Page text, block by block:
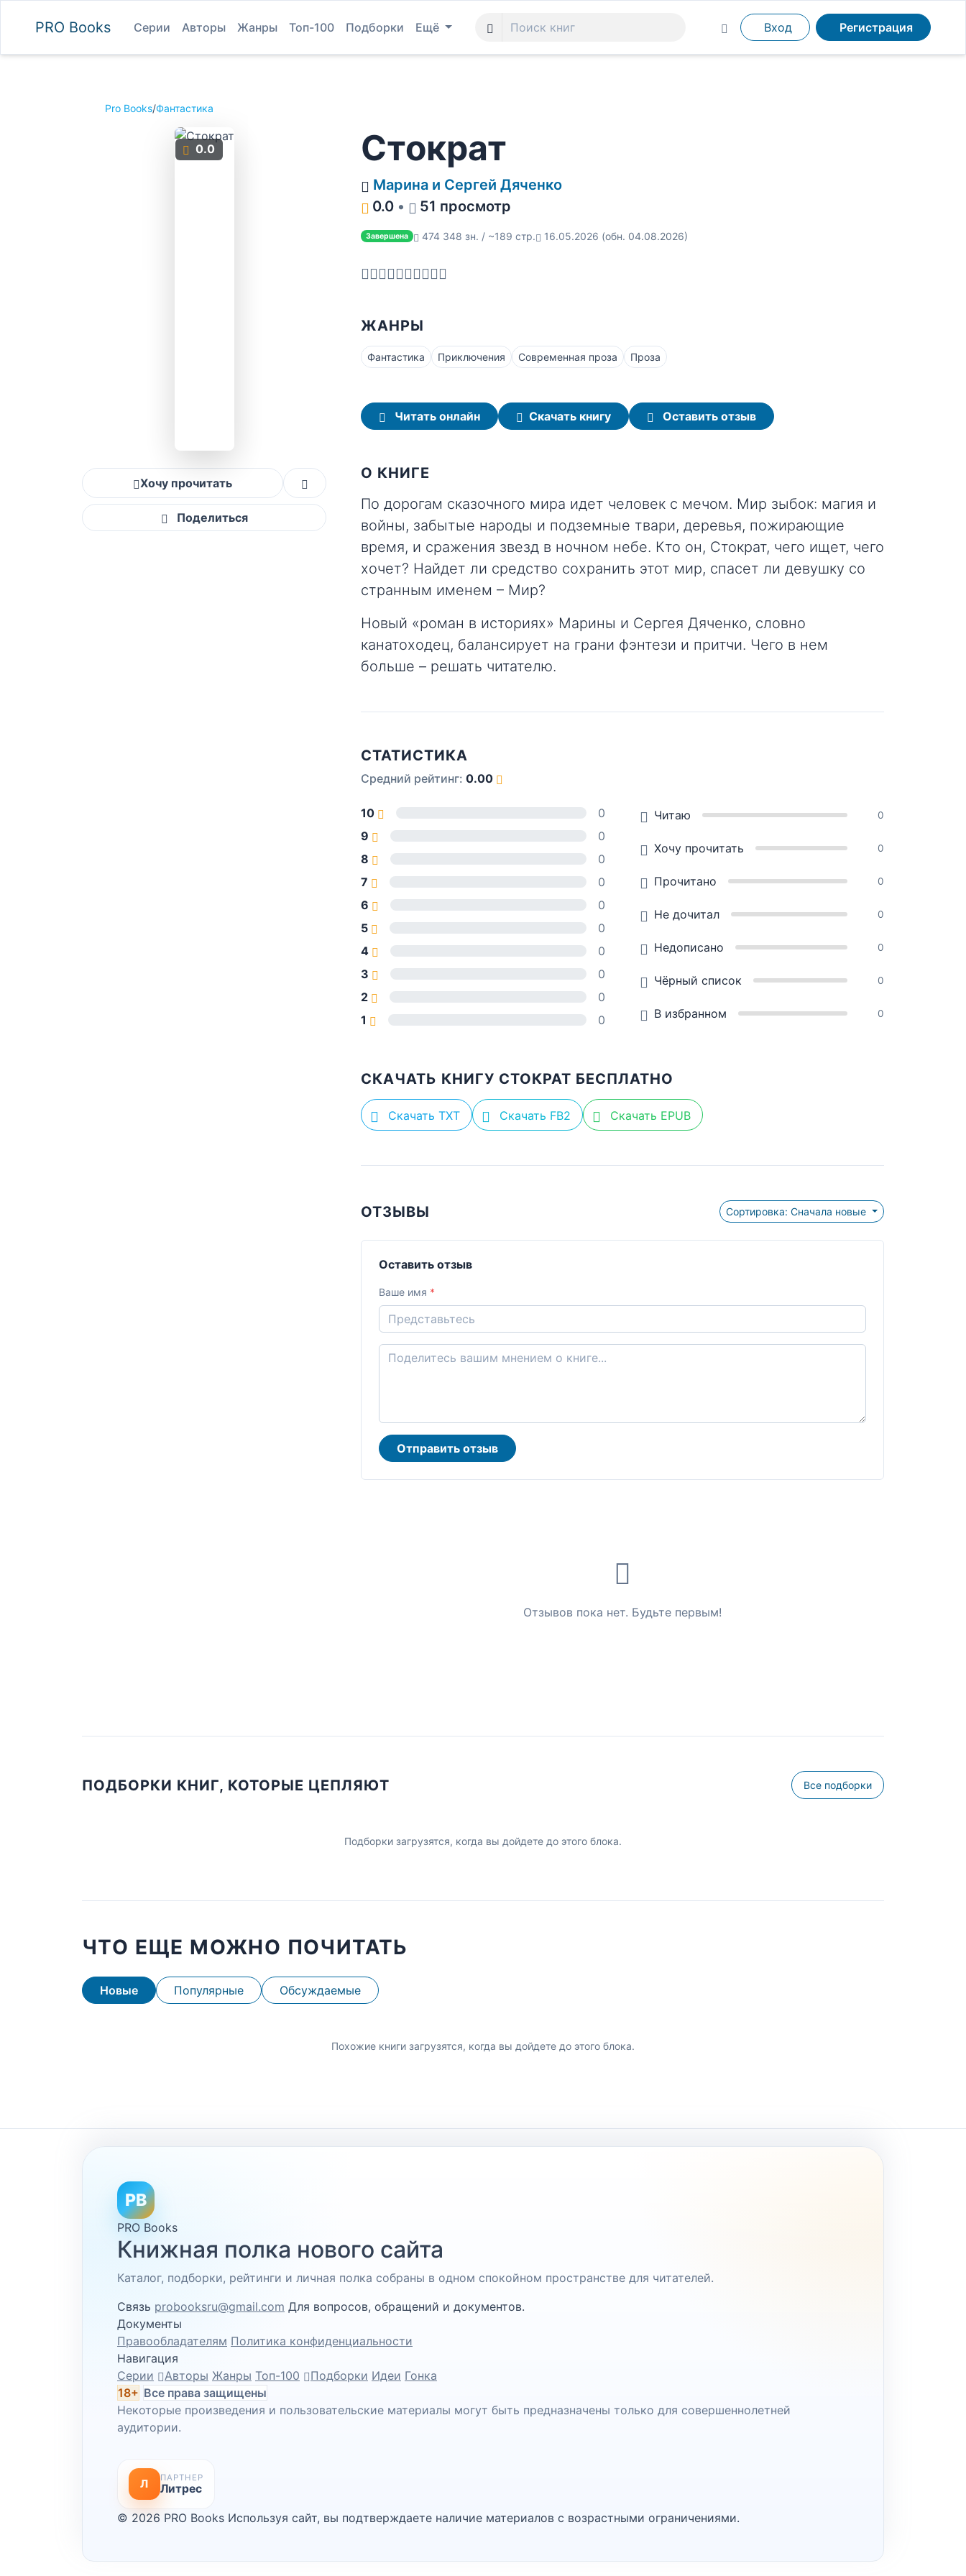
PRO Books Серии Авторы Жанры Топ-100 Подборки Ещё Вход Регистрация
Pro Books/Фантастика
0.0
Хочу прочитать
Поделиться
Стократ
Марина и Сергей Дяченко
0.0 • 51 просмотр
Завершена 474 348 зн. / ~189 стр. 16.05.2026 (обн. 04.08.2026)
ЖАНРЫ
Фантастика Приключения Современная проза Проза
Читать онлайн Скачать книгу Оставить отзыв
О КНИГЕ
По дорогам сказочного мира идет человек с мечом. Мир зыбок: магия и
войны, забытые народы и подземные твари, деревья, пожирающие
время, и сражения звезд в ночном небе. Кто он, Стократ, чего ищет, чего
хочет? Найдет ли средство сохранить этот мир, спасет ли девушку со
странным именем – Мир?
Новый «роман в историях» Марины и Сергея Дяченко, словно
канатоходец, балансирует на грани фэнтези и притчи. Чего в нем
больше – решать читателю.
СТАТИСТИКА
Средний рейтинг: 0.00
10
0
9
0
8
0
7
0
6
0
5
0
4
0
3
0
2
0
1
0
Читаю 0
Хочу прочитать 0
Прочитано 0
Не дочитал 0
Недописано 0
Чёрный список 0
В избранном 0
СКАЧАТЬ КНИГУ СТОКРАТ БЕСПЛАТНО
Скачать TXT Скачать FB2 Скачать EPUB
ОТЗЫВЫ Сортировка: Сначала новые
Оставить отзыв
Ваше имя *
Отправить отзыв
Отзывов пока нет. Будьте первым!
ПОДБОРКИ КНИГ, КОТОРЫЕ ЦЕПЛЯЮТ Все подборки
Подборки загрузятся, когда вы дойдете до этого блока.
ЧТО ЕЩЕ МОЖНО ПОЧИТАТЬ
Новые Популярные Обсуждаемые
Похожие книги загрузятся, когда вы дойдете до этого блока.
PB
PRO Books
Книжная полка нового сайта
Каталог, подборки, рейтинги и личная полка собраны в одном спокойном пространстве для читателей.
Связь probooksru@gmail.com Для вопросов, обращений и документов.
Документы
Правообладателям Политика конфиденциальности
Навигация
Серии
Авторы Жанры Топ-100 Подборки Идеи Гонка
18+ Все права защищены
Некоторые произведения и пользовательские материалы могут быть предназначены только для совершеннолетней
аудитории.
Л ПАРТНЕР
Литрес
© 2026 PRO Books Используя сайт, вы подтверждаете наличие материалов с возрастными ограничениями.